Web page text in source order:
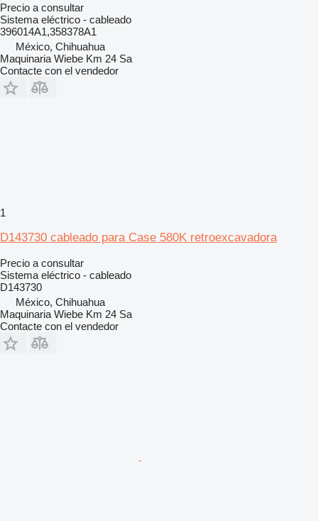
Precio a consultar
Sistema eléctrico - cableado
396014A1,358378A1
México, Chihuahua
Maquinaria Wiebe Km 24 Sa
Contacte con el vendedor
1
D143730 cableado para Case 580K retroexcavadora
Precio a consultar
Sistema eléctrico - cableado
D143730
México, Chihuahua
Maquinaria Wiebe Km 24 Sa
Contacte con el vendedor